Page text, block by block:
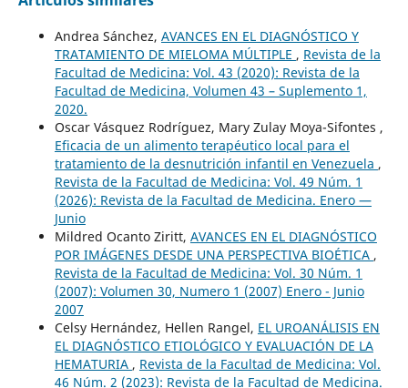
Andrea Sánchez, AVANCES EN EL DIAGNÓSTICO Y
TRATAMIENTO DE MIELOMA MÚLTIPLE , Revista de la
Facultad de Medicina: Vol. 43 (2020): Revista de la
Facultad de Medicina, Volumen 43 – Suplemento 1,
2020.
Oscar Vásquez Rodríguez, Mary Zulay Moya-Sifontes ,
Eficacia de un alimento terapéutico local para el
tratamiento de la desnutrición infantil en Venezuela ,
Revista de la Facultad de Medicina: Vol. 49 Núm. 1
(2026): Revista de la Facultad de Medicina. Enero —
Junio
Mildred Ocanto Ziritt, AVANCES EN EL DIAGNÓSTICO
POR IMÁGENES DESDE UNA PERSPECTIVA BIOÉTICA ,
Revista de la Facultad de Medicina: Vol. 30 Núm. 1
(2007): Volumen 30, Numero 1 (2007) Enero - Junio
2007
Celsy Hernández, Hellen Rangel, EL UROANÁLISIS EN
EL DIAGNÓSTICO ETIOLÓGICO Y EVALUACIÓN DE LA
HEMATURIA , Revista de la Facultad de Medicina: Vol.
46 Núm. 2 (2023): Revista de la Facultad de Medicina.